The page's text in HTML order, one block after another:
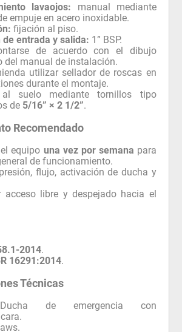
lavaojos: manual mediante
empuje en acero inoxidable.
fijación al piso.
de entrada y salida: 1” BSP.
de acuerdo con el dibujo
del manual de instalación.
utilizar sellador de roscas en
durante el montaje.
al suelo mediante tornillos tipo
de 5/16” × 2 1/2”.
Recomendado
equipo una vez por semana para
de funcionamiento.
flujo, activación de ducha y
acceso libre y despejado hacia el
2014.
16291:2014.
Técnicas
de emergencia con